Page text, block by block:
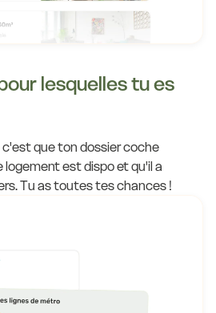
lesquelles tu es
c'est que ton dossier coche
est dispo et qu'il a
Tu as toutes tes chances !